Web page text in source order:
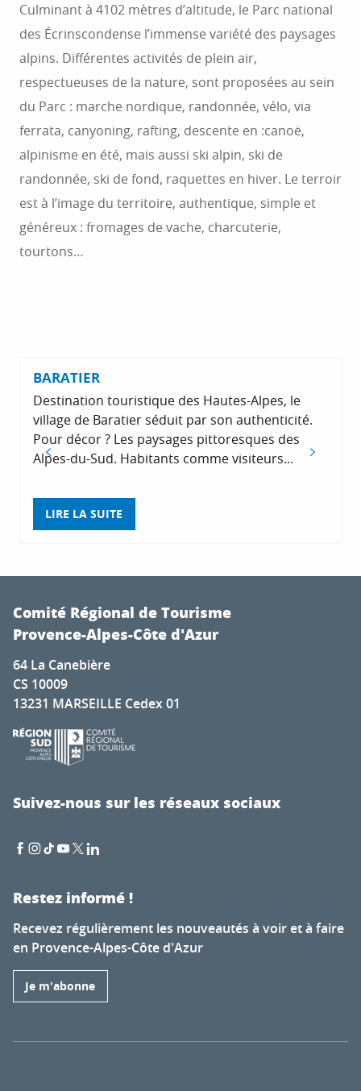
Culminant à 4102 mètres d’altitude, le Parc national
des Écrinscondense l’immense variété des paysages
alpins. Différentes activités de plein air,
respectueuses de la nature, sont proposées au sein
du Parc : marche nordique, randonnée, vélo, via
ferrata, canyoning, rafting, descente en :canoë,
alpinisme en été, mais aussi ski alpin, ski de
randonnée, ski de fond, raquettes en hiver. Le terroir
est à l’image du territoire, authentique, simple et
généreux : fromages de vache, charcuterie,
tourtons…
BARATIER
Destination touristique des Hautes-Alpes, le
village de Baratier séduit par son authenticité.
Pour décor ? Les paysages pittoresques des
Alpes-du-Sud. Habitants comme visiteurs...
LIRE LA SUITE
Comité Régional de Tourisme
Provence-Alpes-Côte d'Azur
64 La Canebière
CS 10009
13231 MARSEILLE Cedex 01
Suivez-nous sur les réseaux sociaux
Restez informé !
Recevez régulièrement les nouveautés à voir et à faire
en Provence-Alpes-Côte d'Azur
Je m'abonne